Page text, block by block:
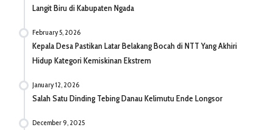
Langit Biru di Kabupaten Ngada
February 5, 2026
Kepala Desa Pastikan Latar Belakang Bocah di NTT Yang Akhiri
Hidup Kategori Kemiskinan Ekstrem
January 12, 2026
Salah Satu Dinding Tebing Danau Kelimutu Ende Longsor
December 9, 2025